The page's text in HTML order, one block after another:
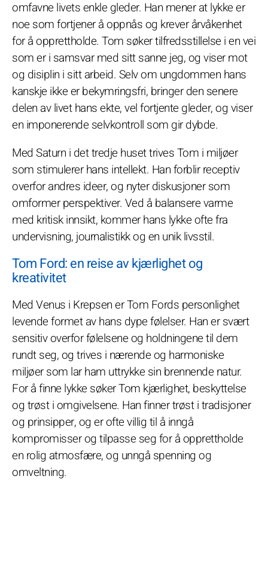
omfavne livets enkle gleder. Han mener at lykke er
noe som fortjener å oppnås og krever årvåkenhet
for å opprettholde. Tom søker tilfredsstillelse i en vei
som er i samsvar med sitt sanne jeg, og viser mot
og disiplin i sitt arbeid. Selv om ungdommen hans
kanskje ikke er bekymringsfri, bringer den senere
delen av livet hans ekte, vel fortjente gleder, og viser
en imponerende selvkontroll som gir dybde.
Med Saturn i det tredje huset trives Tom i miljøer
som stimulerer hans intellekt. Han forblir receptiv
overfor andres ideer, og nyter diskusjoner som
omformer perspektiver. Ved å balansere varme
med kritisk innsikt, kommer hans lykke ofte fra
undervisning, journalistikk og en unik livsstil.
Tom Ford: en reise av kjærlighet og
kreativitet
Med Venus i Krepsen er Tom Fords personlighet
levende formet av hans dype følelser. Han er svært
sensitiv overfor følelsene og holdningene til dem
rundt seg, og trives i nærende og harmoniske
miljøer som lar ham uttrykke sin brennende natur.
For å finne lykke søker Tom kjærlighet, beskyttelse
og trøst i omgivelsene. Han finner trøst i tradisjoner
og prinsipper, og er ofte villig til å inngå
kompromisser og tilpasse seg for å opprettholde
en rolig atmosfære, og unngå spenning og
omveltning.